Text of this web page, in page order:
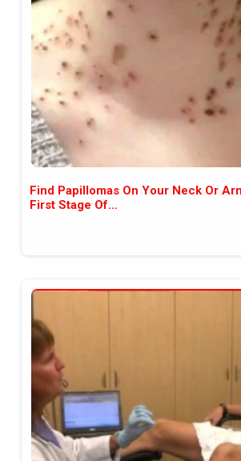
аудитория, затова
прозрачност и
наша страна.
новините такива,
пълния си
Find Papillomas On Your Neck Or
First Stage Of...